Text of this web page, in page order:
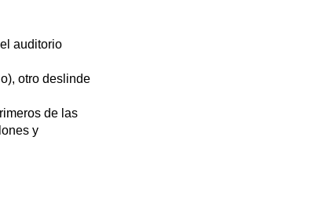
auditorio
otro deslinde
de las
y